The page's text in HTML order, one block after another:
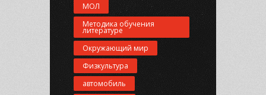
МОЛ
Методика обучения
литературе
Окружающий мир
Физкультура
автомобиль